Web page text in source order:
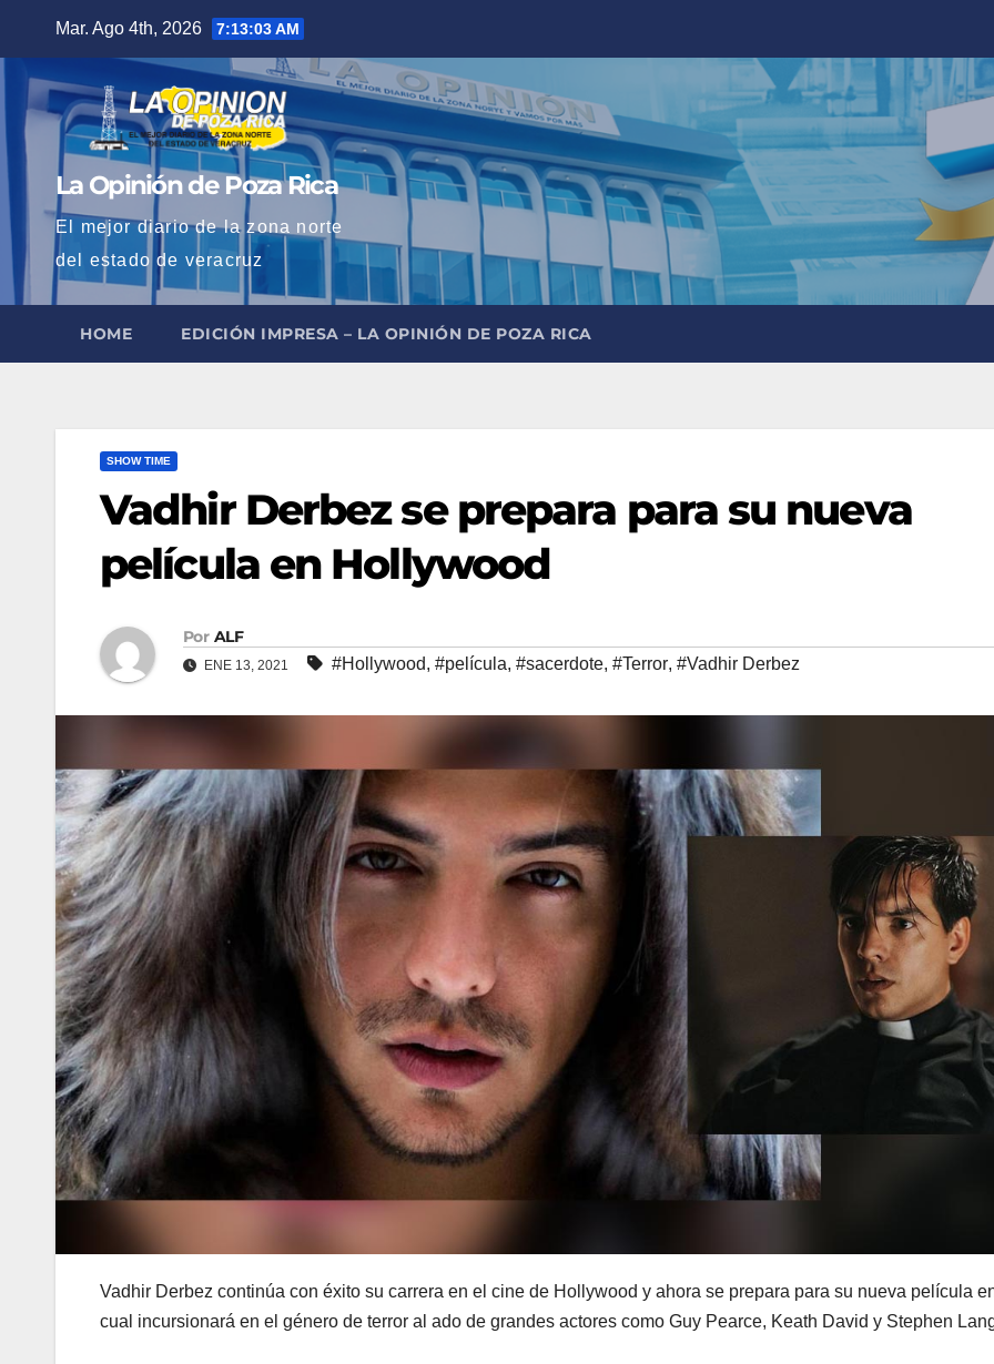
contenido
Mar. Ago 4th, 2026 7:13:04 AM
La Opinión de Poza Rica
El mejor diario de la zona norte
del estado de veracruz
HOME EDICIÓN IMPRESA – LA OPINIÓN DE POZA RICA
SHOW TIME
Vadhir Derbez se prepara para su nueva
película en Hollywood
Por ALF
ENE 13, 2021 #Hollywood, #película, #sacerdote, #Terror, #Vadhir Derbez
Vadhir Derbez continúa con éxito su carrera en el cine de Hollywood y ahora se prepara para su nueva película
cual incursionará en el género de terror al ado de grandes actores como Guy Pearce, Keath David y Stephen